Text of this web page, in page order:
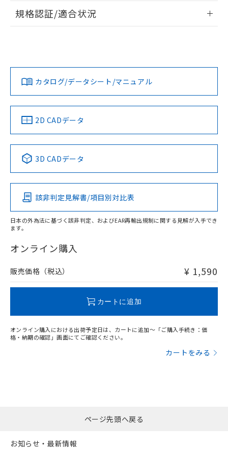
ログイン/会員登録
ダウンロードデータをご利用いただく前に、以下を必ずお読
みください。
ソフトウェアの使用条件
EU RoHS 注意事項・凡例
対応済み
中国 RoHS 注意事項・凡例
Pb Hg Cd Cr(VI)
O
在庫等で未対応品が混在する可能性があります。
問い合わせください。
規格認証/適合状況
LR型式承認
（イギリス
船舶規格）
DNV型式承認
（ノルウェー
BV型式承認
（フランス
KR型式
（韓国
No No No No
この製品の規格認証/適合状況ページへ
その他の認証はこちらのページからご検索ください
カタログ/データシート/マニュアル
2D CADデータ
3D CADデータ
該非判定見解書/項目別対比表
日本の外為法に基づく該非判定、およびEAR再輸出規制に関する見解が入手でき
ます。
オンライン購入
販売価格（税込） ¥ 1,590
カートに追加
オンライン購入における出荷予定日は、カートに追加～「ご購入手続き：価
格・納期の確認」画面にてご確認ください。
カートをみる
荷製品に未対応品が混在することから備考
欄に対応日を記載しておりました。
す。
ページ先頭へ戻る
お知らせ・最新情報